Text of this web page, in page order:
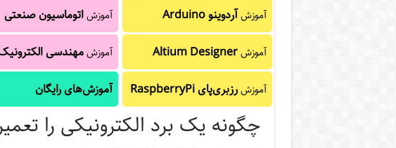
آموزشآردوینو Arduino
آموزشAltium Designer
آموزشرزبری‌پای RaspberryPi
آموزشاتوماسیون صنعتی
آموزشمهندسی
آموزش‌های رایگان
چگونه یک برد الکترونیکی را